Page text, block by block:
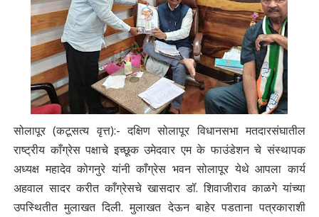
सोलापूर (कटूसत्य वृत्त):- दक्षिण सोलापूर विधानसभा मतदारसंघातील
राष्ट्रीय काँग्रेस पक्षाचे इच्छूक उमेदवार एम के फाउंडेशन चे संस्थापक
अध्यक्ष महादेव कोगनुरे यांनी काँग्रेस भवन सोलापूर येथे आपला कार्य
अहवाल सादर करीत काँग्रेसचे खासदार डॉ. शिवाजीराव काळगे यांच्या
उपस्थितीत मुलाखत दिली. मुलाखत देऊन बाहेर पडताना पत्रकाराशी